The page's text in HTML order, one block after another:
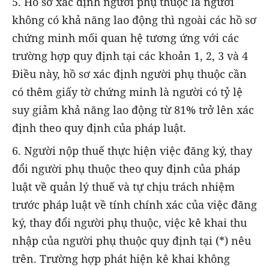
không có khả năng lao động thì ngoài các hồ sơ
chứng minh mối quan hệ tương ứng với các
trường hợp quy định tại các khoản 1, 2, 3 và 4
Điều này, hồ sơ xác định người phụ thuộc cần
có thêm giấy tờ chứng minh là người có tỷ lệ
suy giảm khả năng lao động từ 81% trở lên xác
định theo quy định của pháp luật.
6. Người nộp thuế thực hiện việc đăng ký, thay
đổi người phụ thuộc theo quy định của pháp
luật về quản lý thuế và tự chịu trách nhiệm
trước pháp luật về tính chính xác của việc đăng
ký, thay đổi người phụ thuộc, việc kê khai thu
nhập của người phụ thuộc quy định tại (*) nêu
trên. Trường hợp phát hiện kê khai không